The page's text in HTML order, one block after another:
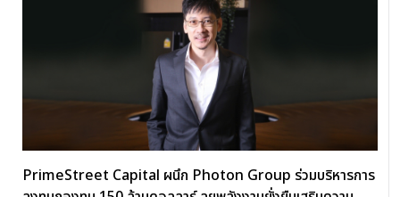
PrimeStreet Capital ผนึก Photon Group ร่วมบริหารการ